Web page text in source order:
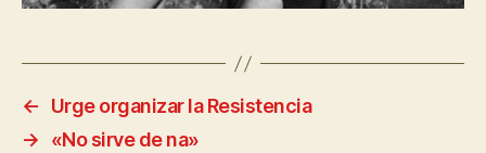
←
Urge organizar la Resistencia
→
«No sirve de na»